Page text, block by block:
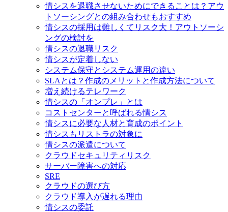
情シスを退職させないためにできることは？アウ
トソーシングとの組み合わせもおすすめ
情シスの採用は難しくてリスク大！アウトソーシ
ングの検討を
情シスの退職リスク
情シスが定着しない
システム保守とシステム運用の違い
SLAとは？作成のメリットと作成方法について
増え続けるテレワーク
情シスの「オンプレ」とは
コストセンターと呼ばれる情シス
情シスに必要な人材と育成のポイント
情シスもリストラの対象に
情シスの派遣について
クラウドセキュリティリスク
サーバー障害への対応
SRE
クラウドの選び方
クラウド導入が遅れる理由
情シスの委託